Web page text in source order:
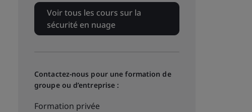
Voir tous les cours sur la
sécurité en nuage
Contactez-nous pour une formation de
groupe ou d’entreprise :
Formation privée